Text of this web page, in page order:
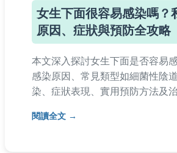
女生下面很容易感染嗎？
原因、症狀與預防全攻略
本文深入探討女生下面是否容易
感染原因、常見類型如細菌性陰
染、症狀表現、實用預防方法及
健康，避免反覆感染。
閱讀全文